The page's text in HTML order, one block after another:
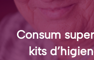
Consum
kits